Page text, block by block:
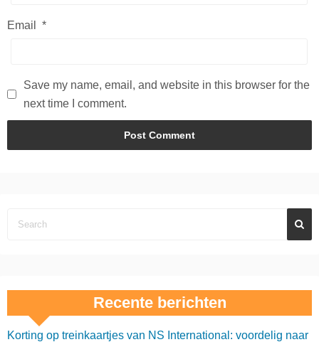
Email *
Save my name, email, and website in this browser for the
next time I comment.
Recente berichten
Korting op treinkaartjes van NS International: voordelig naar